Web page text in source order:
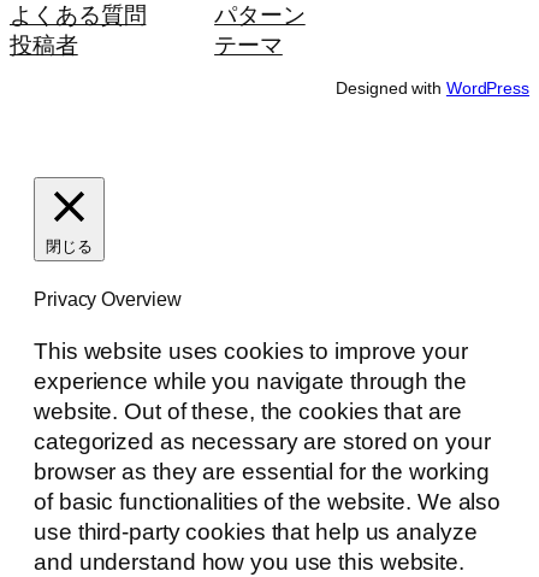
よくある質問
投稿者
パターン
テーマ
Designed with WordPress
閉じる
Privacy Overview
This website uses cookies to improve your
experience while you navigate through the
website. Out of these, the cookies that are
categorized as necessary are stored on your
browser as they are essential for the working
of basic functionalities of the website. We also
use third-party cookies that help us analyze
and understand how you use this website.